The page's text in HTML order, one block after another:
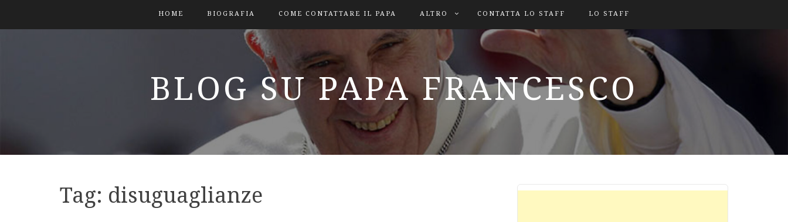
HOME BIOGRAFIA COME CONTATTARE IL PAPA ALTRO CONTATTA LO STAFF LO STAFF
BLOG SU PAPA FRANCESCO
Tag: disuguaglianze